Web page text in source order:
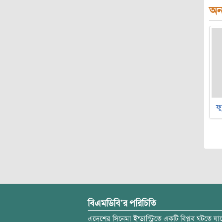
বিএমডিবি’র পরিচিতি
এদেশের সিনেমা ইন্ডাস্ট্রিতে একটি বিপ্লব ঘটতে